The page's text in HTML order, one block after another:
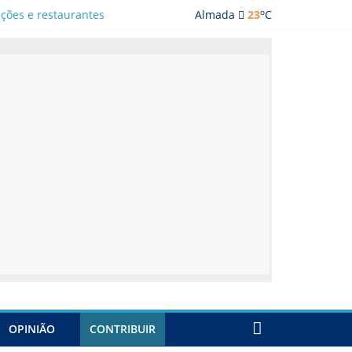
Almada 23oC
e restaurantes
OPINIÃO CONTRIBUIR